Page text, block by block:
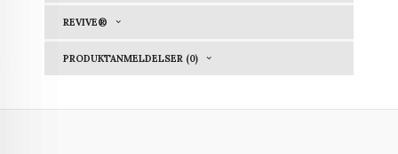
REVIVE®
PRODUKTANMELDELSER (0)